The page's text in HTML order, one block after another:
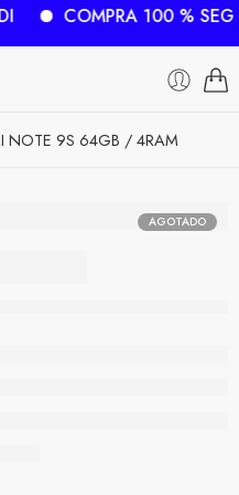
COMPRA 100 %
NOTE 9S 64GB / 4RAM
AGOTADO